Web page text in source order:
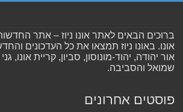
ברוכים הבאים לאתר אונו ניוז – אתר
אונו. באונו ניוז תמצאו את כל העדכונים
אור יהודה, יהוד-מונוסון, סביון, קריית אונו,
שמואל והסביבה.
פוסטים אחרונים